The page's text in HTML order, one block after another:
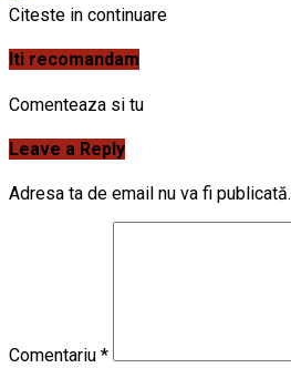
Citeste in continuare
Iti recomandam
Comenteaza si tu
Leave a Reply
Adresa ta de email nu va fi publicată.
Comentariu *